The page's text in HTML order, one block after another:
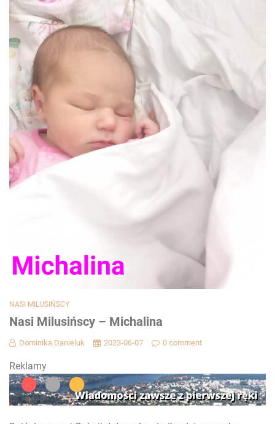
NASI MILUSIŃSCY
Nasi Milusińscy – Michalina
Dominika Danieluk 2023-06-07 0 comment
Reklamy